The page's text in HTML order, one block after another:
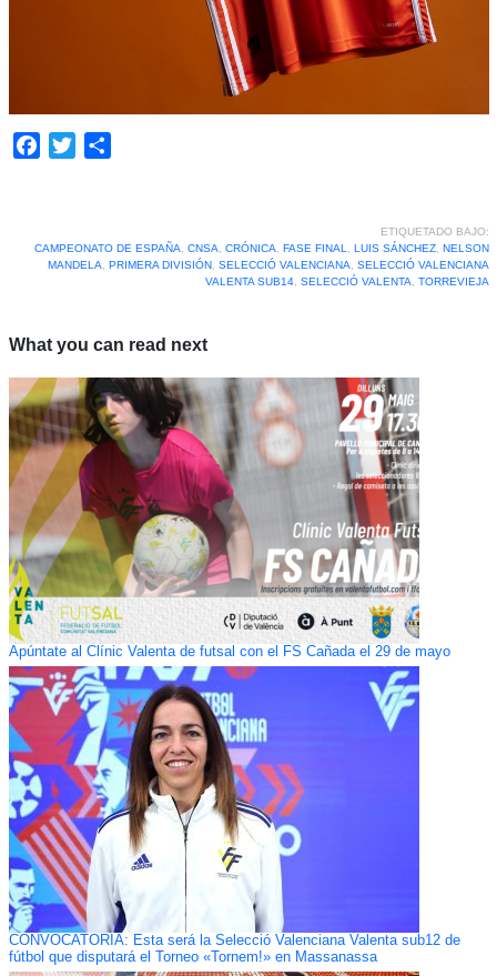
Facebook
Twitter
ETIQUETADO BAJO:
CAMPEONATO DE ESPAÑA
CNSA CRÓNICA FASE FINAL LUIS SÁNCHEZ, NELSON
MANDELA
PRIMERA DIVISIÓN, SELECCIÓ VALENCIANA
SELECCIÓ VALENCIANA
VALENTA SUB14, SELECCIÓ VALENTA TORREVIEJA
What you can read next
Apúntate al Clínic Valenta de futsal con el FS Cañada el 29 de mayo
CONVOCATORIA: Esta será la Selecció Valenciana Valenta sub12 de
fútbol que disputará el Torneo «Tornem!» en Massanassa